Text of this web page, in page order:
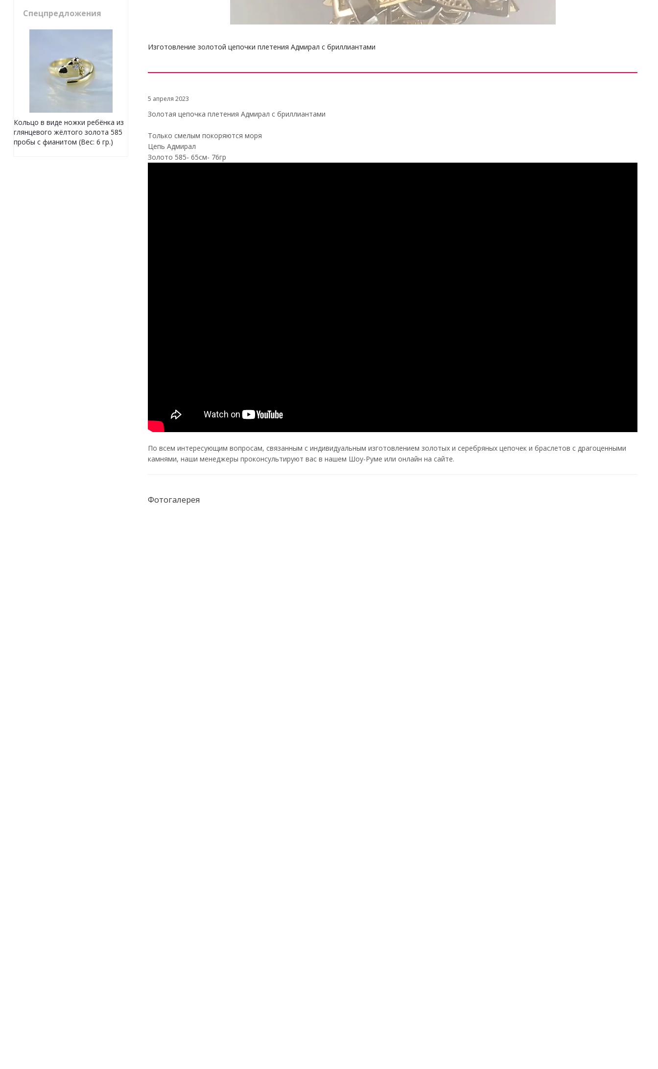
Изготовление золотой цепочки плетения Адмирал с бриллиантами
5 апреля 2023
Золотая цепочка плетения Адмирал с бриллиантами
Только смелым покоряются моря
Цепь Адмирал
Золото 585- 65см- 76гр
По всем интересующим вопросам, связанным с индивидуальным изготовлением золотых и серебряных цепочек и браслетов с драгоценными
камнями, наши менеджеры проконсультируют вас в нашем Шоу-Руме или онлайн на сайте.
Фотогалерея
Спецпредложения
Кольцо в виде ножки ребёнка из
глянцевого жёлтого золота 585
пробы с фианитом (Вес: 6 гр.)